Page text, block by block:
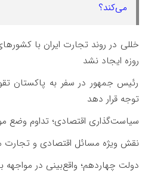
می‌کند؟
روزه ایجاد نشد
رئیس جمهور در سفر به پاکستان
توجه قرار دهد
سیاست‌گذاری اقتصادی؛ تداوم وضع
نقش ویژه مسائل اقتصادی و تجارت
دولت چهاردهم؛ واقع‌بینی در مواجهه